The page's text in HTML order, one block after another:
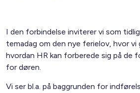
I den forbindelse inviterer vi som
temadag om den nye ferielov, hvor vi
hvordan HR kan forberede sig på de
for døren.
Vi ser bl.a. på baggrunden for